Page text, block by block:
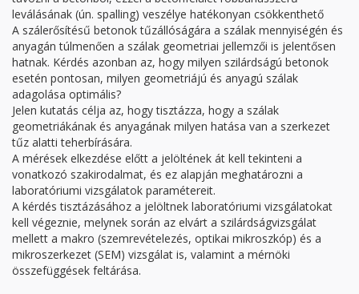
leválásának (ún. spalling) veszélye hatékonyan csökkenthető
A szálerősítésű betonok tűzállóságára a szálak mennyiségén és
anyagán túlmenően a szálak geometriai jellemzői is jelentősen
hatnak. Kérdés azonban az, hogy milyen szilárdságú betonok
esetén pontosan, milyen geometriájú és anyagú szálak
adagolása optimális?
Jelen kutatás célja az, hogy tisztázza, hogy a szálak
geometriákának és anyagának milyen hatása van a szerkezet
tűz alatti teherbírására.
A mérések elkezdése előtt a jelöltének át kell tekinteni a
vonatkozó szakirodalmat, és ez alapján meghatározni a
laboratóriumi vizsgálatok paramétereit.
A kérdés tisztázásához a jelöltnek laboratóriumi vizsgálatokat
kell végeznie, melynek során az elvárt a szilárdságvizsgálat
mellett a makro (szemrevételezés, optikai mikroszkóp) és a
mikroszerkezet (SEM) vizsgálat is, valamint a mérnöki
összefüggések feltárása.